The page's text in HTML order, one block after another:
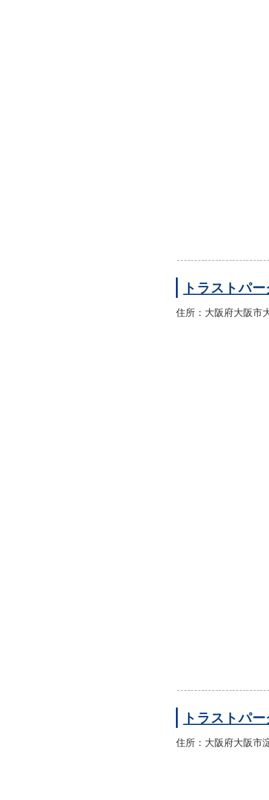
トラストパ
住所：大阪府大阪市
トラストパ
住所：大阪府大阪市